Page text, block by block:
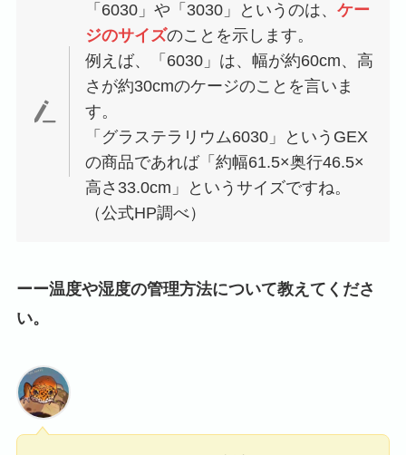
「6030」や「3030」というのは、ケー
ジのサイズのことを示します。
例えば、「6030」は、幅が約60cm、高
さが約30cmのケージのことを言いま
す。
「グラステラリウム6030」というGEX
の商品であれば「約幅61.5×奥行46.5×
高さ33.0cm」というサイズですね。
（公式HP調べ）
ーー温度や湿度の管理方法について教えてくださ
い。